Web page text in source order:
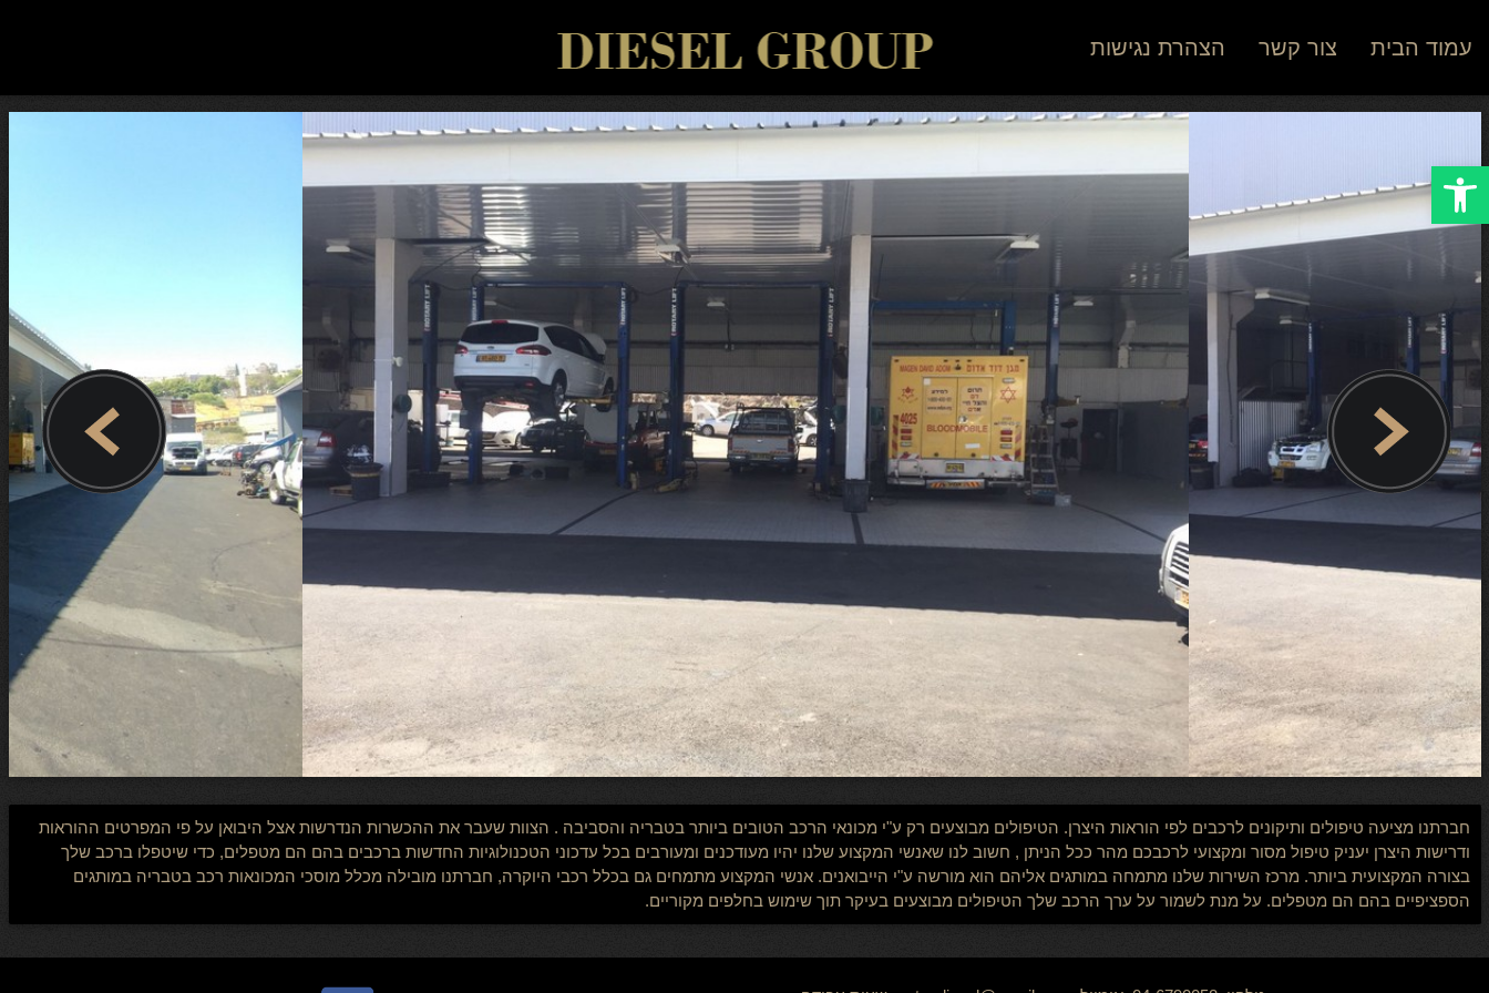
Open toolbar
הצהרת נגישות צור קשר עמוד הבית
חברתנו מציעה טיפולים ותיקונים לרכבים לפי הוראות היצרן. הטיפולים מבוצעים רק ע"י מכונאי הרכב הטובים ביותר בטבריה והסביבה . הצוות שעבר את ההכשרות הנדרשות אצל היבואן על פי המפרטים ההוראות
ודרישות היצרן יעניק טיפול מסור ומקצועי לרכבכם מהר ככל הניתן , חשוב לנו שאנשי המקצוע שלנו יהיו מעודכנים ומעורבים בכל עדכוני הטכנולוגיות החדשות ברכבים בהם הם מטפלים, כדי שיטפלו ברכב שלך
בצורה המקצועית ביותר. מרכז השירות שלנו מתמחה במותגים אליהם הוא מורשה ע"י הייבואנים. אנשי המקצוע מתמחים גם בכלל רכבי היוקרה, חברתנו מובילה מכלל מוסכי המכונאות רכב בטבריה במותגים
הספציפיים בהם הם מטפלים. על מנת לשמור על ערך הרכב שלך הטיפולים מבוצעים בעיקר תוך שימוש בחלפים מקוריים.